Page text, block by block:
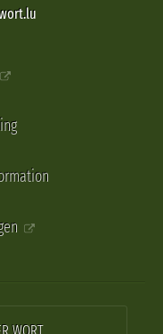
WORT